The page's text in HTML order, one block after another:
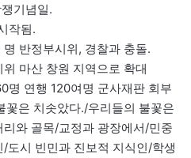
기념일.
작됨.
반정부시위, 경찰과 충돌.
마산 창원 지역으로 확대
명 연행 120여명 군사재판 회부
꽃은 치솟았다./우리들의 불꽃은
와 골목/교정과 광장에서/민중
도시 빈민과 진보적 지식인/학생